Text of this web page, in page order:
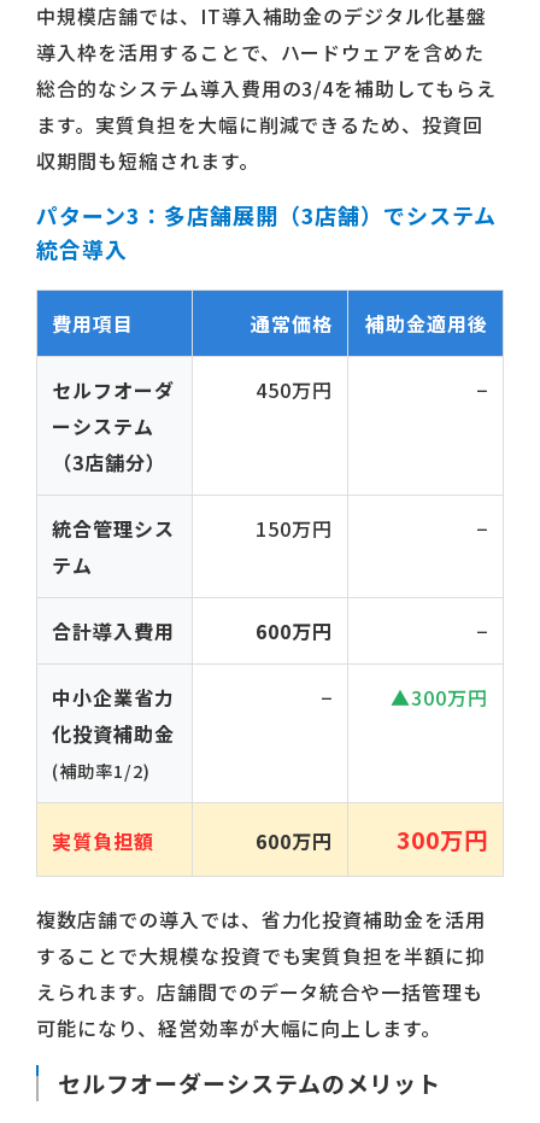
中規模店舗では、IT導入補助金のデジタル化基盤
導入枠を活用することで、ハードウェアを含めた
総合的なシステム導入費用の3/4を補助してもらえ
ます。実質負担を大幅に削減できるため、投資回
収期間も短縮されます。
パターン3：多店舗展開（3店舗）でシステム
統合導入
費用項目 通常価格 補助金適用後
セルフオーダ
ーシステム
（3店舗分）
450万円 −
統合管理シス
テム
150万円 −
合計導入費用 600万円 −
中小企業省力
化投資補助金
(補助率1/2)
− ▲300万円
実質負担額 600万円 300万円
複数店舗での導入では、省力化投資補助金を活用
することで大規模な投資でも実質負担を半額に抑
えられます。店舗間でのデータ統合や一括管理も
可能になり、経営効率が大幅に向上します。
セルフオーダーシステムのメリット